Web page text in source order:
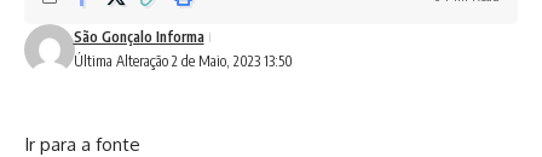
Última Alteração 2 de Maio, 2023 13:50
São Gonçalo Informa
Ir para a fonte